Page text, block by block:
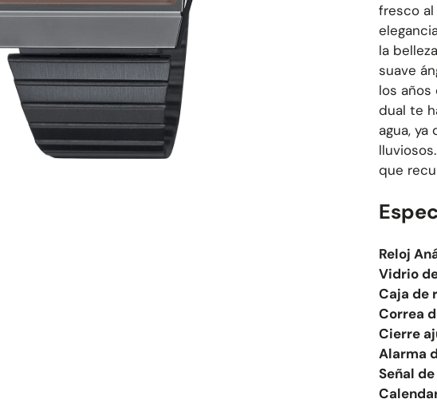
fresco
la
suave
los años
dual te
agua,
que
Reloj
Vidrio
Caja de
Correa
Cierre
Alarma
Señal